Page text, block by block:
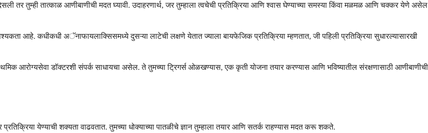
तर तुम्ही तात्काळ आणीबाणीची मदत घ्यावी. उदाहरणार्थ, जर तुम्हाला त्वचेची प्रतिक्रिया आणि श्वास घेण्याच्या समस्या किंवा मळमळ आणि चक्कर येणे असेल
आहे. कधीकधी अॅनाफायलाक्सिसमध्ये दुसऱ्या लाटेची लक्षणे येतात ज्याला बायफेजिक प्रतिक्रिया म्हणतात, जी पहिली प्रतिक्रिया सुधारल्यासारखी
आरोग्यसेवा डॉक्टरशी संपर्क साधायचा असेल. ते तुमच्या ट्रिगर्स ओळखण्यास, एक कृती योजना तयार करण्यास आणि भविष्यातील संरक्षणासाठी आणीबाणीची
येण्याची शक्यता वाढवतात. तुमच्या धोक्याच्या पातळीचे ज्ञान तुम्हाला तयार आणि सतर्क राहण्यास मदत करू शकते.